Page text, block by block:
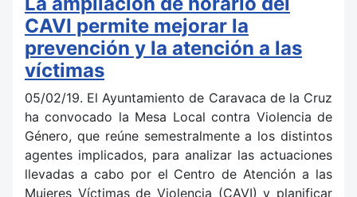
CAVI permite mejorar la
prevención y la atención a las
víctimas
05/02/19. El Ayuntamiento de Caravaca de la Cruz
ha convocado la Mesa Local contra Violencia de
Género, que reúne semestralmente a los distintos
agentes implicados, para analizar las actuaciones
llevadas a cabo por el Centro de Atención a las
Mujeres Víctimas de Violencia (CAVI) y planificar